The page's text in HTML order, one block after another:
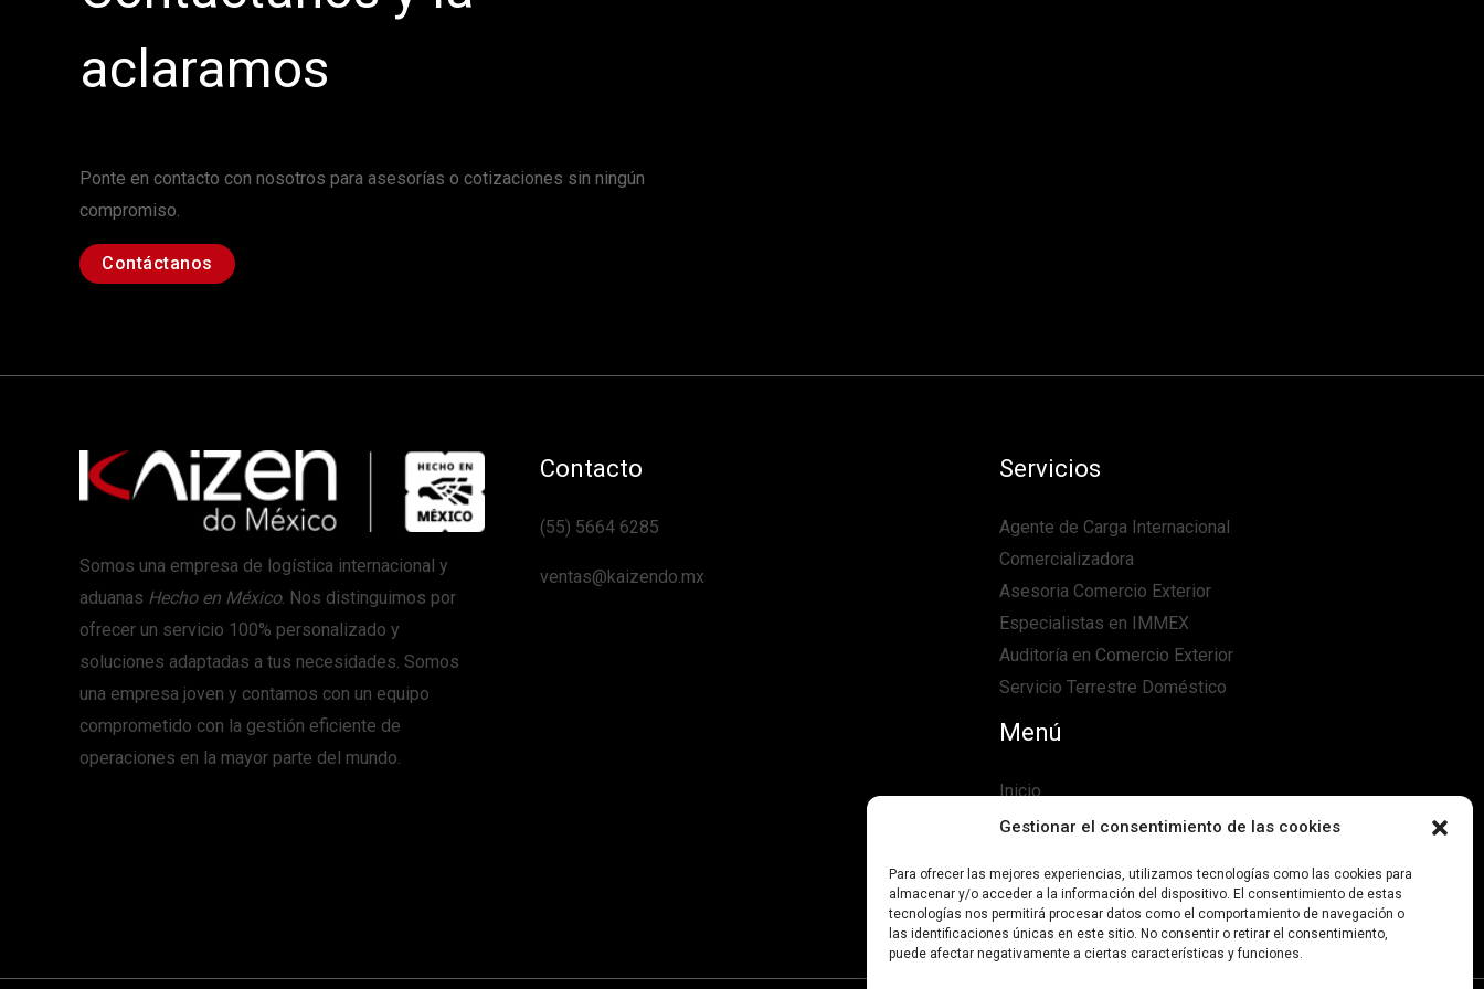
Gestionar el consentimiento de las cookies
Para ofrecer las mejores experiencias, utilizamos tecnologías como las cookies para
almacenar y/o acceder a la información del dispositivo. El consentimiento de estas
tecnologías nos permitirá procesar datos como el comportamiento de navegación o
las identificaciones únicas en este sitio. No consentir o retirar el consentimiento,
puede afectar negativamente a ciertas características y funciones.
aclaramos
Ponte en contacto con nosotros para asesorías o cotizaciones sin ningún
compromiso.
Contáctanos
Somos una empresa de logística internacional y
aduanas Hecho en México. Nos distinguimos por
ofrecer un servicio 100% personalizado y
soluciones adaptadas a tus necesidades. Somos
una empresa joven y contamos con un equipo
comprometido con la gestión eficiente de
operaciones en la mayor parte del mundo.
Contacto
(55) 5664 6285
ventas@kaizendo.mx
Servicios
Agente de Carga Internacional
Comercializadora
Asesoria Comercio Exterior
Especialistas en IMMEX
Auditoría en Comercio Exterior
Servicio Terrestre Doméstico
Menú
Inicio
Nosotros
Aviso de privacidad